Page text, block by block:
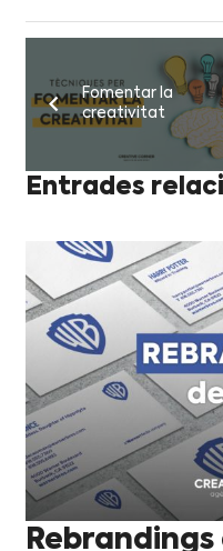
Fomentar la
creativitat
Entrades
Rebrandings